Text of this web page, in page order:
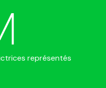
représentés